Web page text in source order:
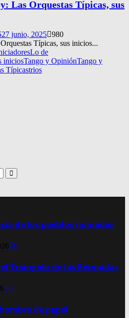
Las Orquestas Típicas, sus
27 junio, 2025 980
Típicas, sus inicios...
Lo de
iniciosTango y OpiniónTango y
Típicastrios
Search
de los pueblos nómadas
0
Triángulo de las Bermudas
0
de papel